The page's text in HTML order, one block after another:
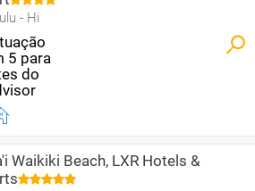
- Hi
Waikiki Beach, LXR Hotels &